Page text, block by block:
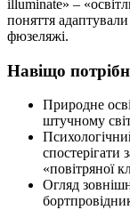
illuminate» –
поняття
фюзеляжі.
Навіщо
Природне
штучному
спостерігати
«повітряної
Огляд